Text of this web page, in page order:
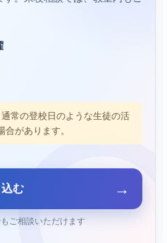
常の登校日のような生徒の活
があります。
む →
ご相談いただけます